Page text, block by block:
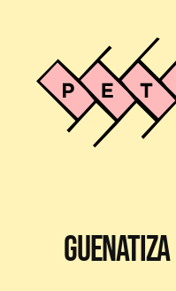
Guenatiza